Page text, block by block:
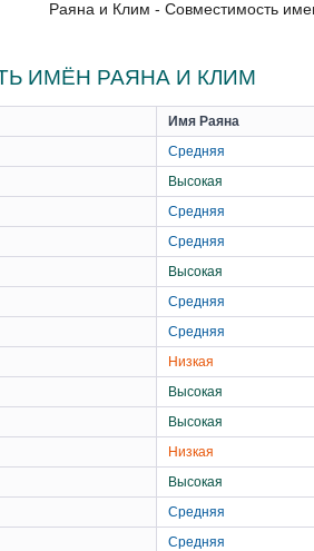
Раяна и Клим - Совместимость
ИМЁН РАЯНА И КЛИМ
Имя Раяна
Средняя
Высокая
Средняя
Средняя
Высокая
Средняя
Средняя
Низкая
Высокая
Высокая
Низкая
Высокая
Средняя
Средняя